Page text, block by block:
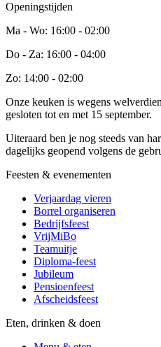
Openingstijden
Ma - Wo: 16:00 - 02:00
Do - Za: 16:00 - 04:00
Zo: 14:00 - 02:00
Onze keuken is wegens
gesloten tot en met 15 september.
Uiteraard ben je nog steeds van
dagelijks geopend volgens de
Feesten & evenementen
Verjaardag vieren
Borrel organiseren
Bedrijfsfeest
VrijMiBo
Teamuitje
Diploma-feest
Jubileum
Pensioenfeest
Afscheidsfeest
Eten, drinken & doen